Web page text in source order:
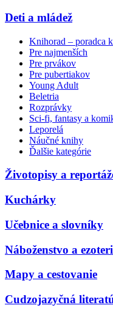
Deti a mládež
Knihorad – poradca
Pre najmenších
Pre prvákov
Pre pubertiakov
Young Adult
Beletria
Rozprávky
Sci-fi, fantasy a
Leporelá
Náučné knihy
Ďalšie kategórie
Životopisy a
Kuchárky
Učebnice a slovníky
Náboženstvo a
Mapy a cestovanie
Cudzojazyčná